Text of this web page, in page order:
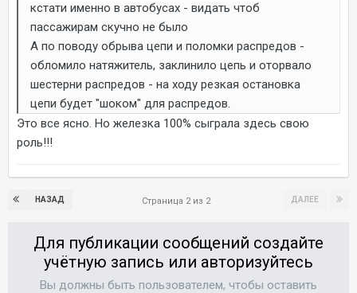
кстати именно в автобусах - видать чтоб
пассажирам скучно не было
А по поводу обрыва цепи и поломки распредов -
обломило натяжитель, заклинило цепь и оторвало
шестерни распредов - на ходу резкая остановка
цепи будет "шоком" для распредов.
Это все ясно. Но железка 100% сыграла здесь свою
роль!!!
НАЗАД ДАЛЕЕ
Страница 2 из 2
Для публикации сообщений создайте
учётную запись или авторизуйтесь
Вы должны быть пользователем, чтобы оставить